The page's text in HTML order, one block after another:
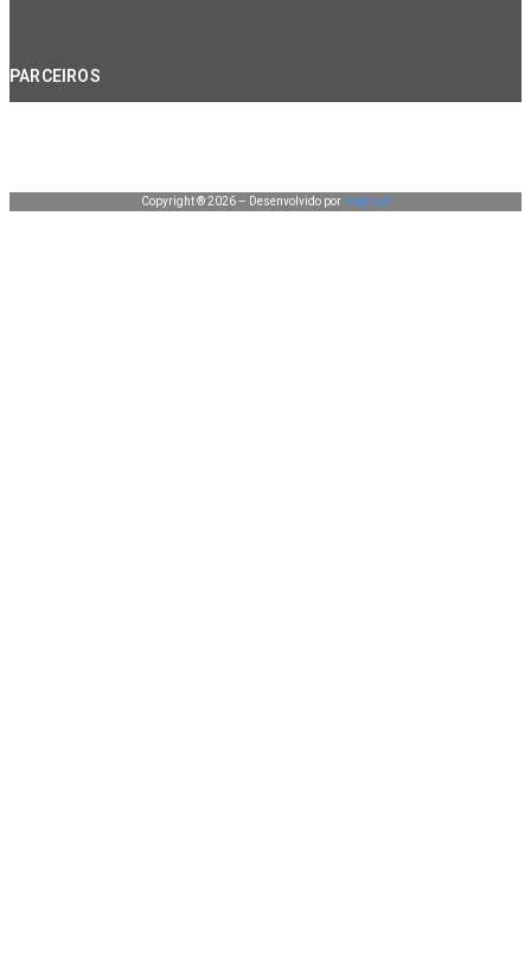
PARCEIROS
Copyright ® 2026 – Desenvolvido por Manduá